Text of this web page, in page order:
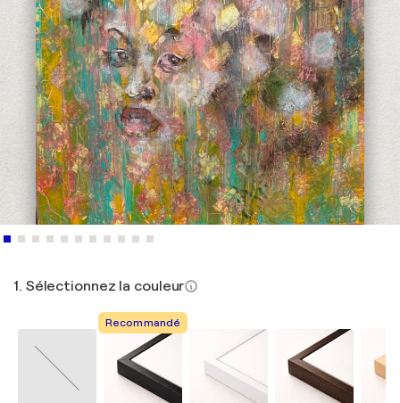
1. Sélectionnez la couleur
Recommandé